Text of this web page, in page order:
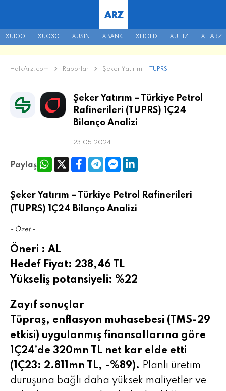
XU100 XU030 XUSIN XBANK XHOLD XUHIZ XHARZ
ARZ
HalkArz.com Raporlar Şeker Yatırım TUPRS
Şeker Yatırım – Türkiye Petrol
Rafinerileri (TUPRS) 1Ç24
Bilanço Analizi
23.05.2024
Paylaş
Şeker Yatırım – Türkiye Petrol Rafinerileri
(TUPRS) 1Ç24 Bilanço Analizi
- Özet -
Öneri : AL
Hedef Fiyat: 238,46 TL
Yükseliş potansiyeli: %22
Zayıf sonuçlar
Tüpraş, enflasyon muhasebesi (TMS-29
etkisi) uygulanmış finansallarına göre
1Ç24’de 320mn TL net kar elde etti
(1Ç23: 2.811mn TL, -%89). Planlı üretim
duruşuna bağlı daha yüksek maliyetler ve